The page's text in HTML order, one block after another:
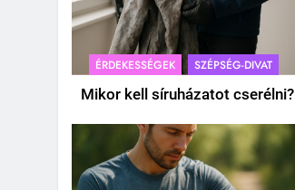
ÉRDEKESSÉGEK SZÉPSÉG-DIVAT
Mikor kell síruházatot cserélni?